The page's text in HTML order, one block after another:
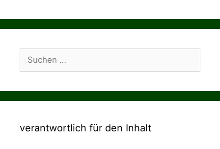
nach:
verantwortlich für den Inhalt